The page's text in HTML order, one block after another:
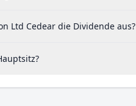
Ltd Cedear die Dividende aus?